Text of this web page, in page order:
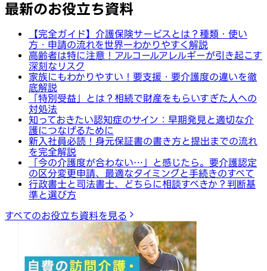
最新のお役立ち資料
【完全ガイド】介護保険サービスとは？種類・使い
方・申請の流れを世界一わかりやすく解説
高齢者は特に注意！アルコールアレルギーが引き起こす
深刻なリスク
家族にもわかりやすい！要支援・要介護度の違いを徹
底解説
「特別受益」とは？相続で財産をもらいすぎた人への
対処法
知っておきたい認知症のサイン：早期発見と適切な介
護につなげるために
新入社員必読！身元保証書の書き方と提出までの流れ
を完全解説
「今の介護度が合わない…」と感じたら。要介護認定
の区分変更申請、最適なタイミングと手続きのすべて
行政書士と司法書士、どちらに相談すべきか？判断基
準と選び方
すべてのお役立ち資料を見る